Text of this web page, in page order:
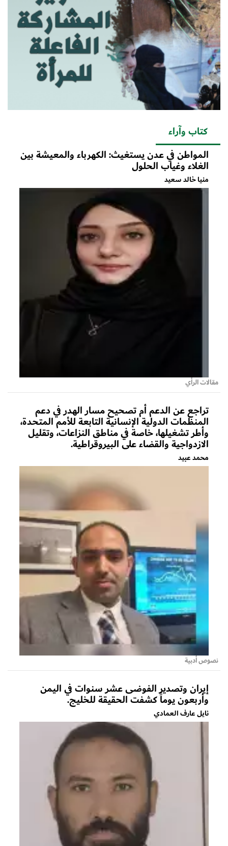
كتاب وآراء
المواطن في عدن يستغيث: الكهرباء والمعيشة بين
الغلاء وغياب الحلول
منيا خالد سعيد
مقالات الرأي
تراجع عن الدعم أم تصحيح مسار الهدر في دعم
المنظمات الدولية الإنسانية التابعة للأمم المتحدة،
وأطر تشغيلها، خاصة في مناطق النزاعات، وتقليل
الازدواجية والقضاء على البيروقراطية.
محمد عبيد
نصوص أدبية
إيران وتصدير الفوضى عشر سنوات في اليمن
وأربعون يوماً كشفت الحقيقة للخليج.
نايل عارف العمادي